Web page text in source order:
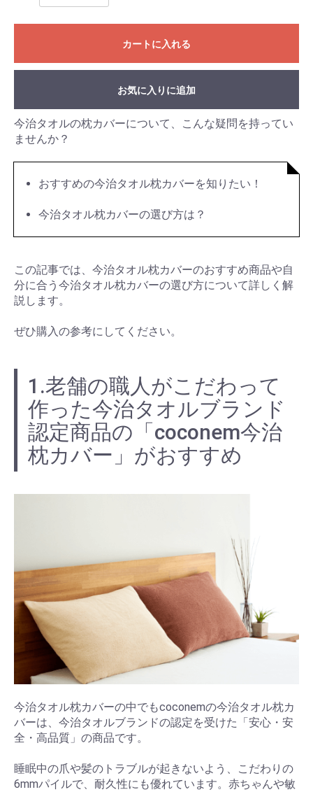
カートに入れる
お気に入りに追加
今治タオルの枕カバーについて、こんな疑問を持ってい
ませんか？
おすすめの今治タオル枕カバーを知りたい！
今治タオル枕カバーの選び方は？
この記事では、今治タオル枕カバーのおすすめ商品や自
分に合う今治タオル枕カバーの選び方について詳しく解
説します。
ぜひ購入の参考にしてください。
1.老舗の職人がこだわって
作った今治タオルブランド
認定商品の「coconem今治
枕カバー」がおすすめ
今治タオル枕カバーの中でもcoconemの今治タオル枕カ
バーは、今治タオルブランドの認定を受けた「安心・安
全・高品質」の商品です。
睡眠中の爪や髪のトラブルが起きないよう、こだわりの
6mmパイルで、耐久性にも優れています。赤ちゃんや敏